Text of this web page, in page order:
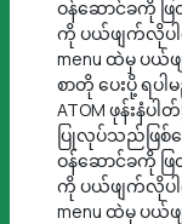
ဝန်ဆောင်ခကို ဖ
ကို ပယ်ဖျက်လိုပါက
menu ထဲမှ ပယ်ဖ
စာတို ပေးပို့ ရပါ
ATOM ဖုန်းနံပ
ပြုလုပ်သည်ဖြစ်
ဝန်ဆောင်ခကို ဖ
ကို ပယ်ဖျက်လိုပါက
menu ထဲမှ ပယ်